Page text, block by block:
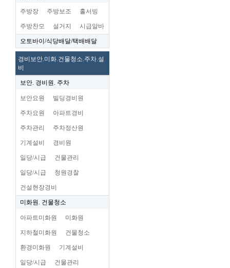
주방장 주방보조 홀서빙
주방찬모 설거지 시급알바
오토바이/식당배달/택배배달
경비보안.미화.건물청소.주차.설
비
보안. 경비원. 주차
보안요원 빌딩경비원
주차요원 아파트경비
주차관리 주차정산원
기계설비 경비원
일당/시급 건물관리
일당/시급 청원경찰
건설현장경비
미화원. 건물청소
아파트미화원 미화원
지하철미화원 건물청소
환경미화원 기계설비
일당/시급 건물관리